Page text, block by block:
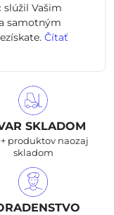
slúžil Vašim
samotným
Čítať
SKLADOM
produktov naozaj
skladom